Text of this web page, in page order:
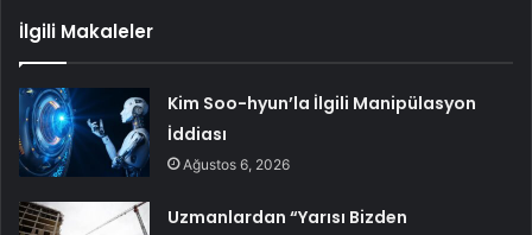
İlgili Makaleler
Kim Soo-hyun’la İlgili Manipülasyon
İddiası
Ağustos 6, 2026
Uzmanlardan “Yarısı Bizden